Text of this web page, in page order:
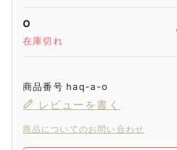
O
在庫切れ
商品番号 haq-a-o
レビューを書く
商品についてのお問い合わせ